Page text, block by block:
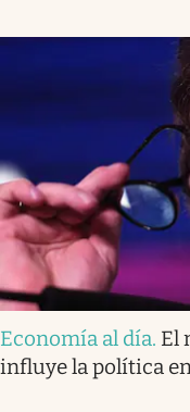
Economía al día. El
influye la política